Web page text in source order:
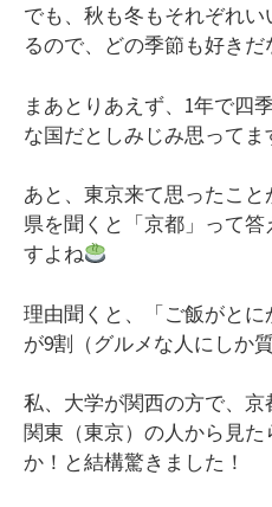
でも、秋も冬もそれぞれ
るので、どの季節も好きだ
まあとりあえず、1年で四
な国だとしみじみ思ってま
あと、東京来て思ったこ
県を聞くと「京都」って
すよね
理由聞くと、「ご飯がと
が9割（グルメな人にしか
私、大学が関西の方で、京
関東（東京）の人から見
か！と結構驚きました！